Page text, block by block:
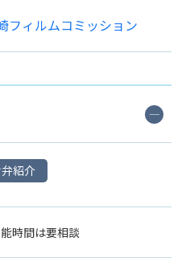
フィルムコミッション
紹介
時間は要相談